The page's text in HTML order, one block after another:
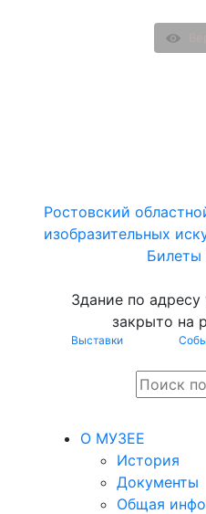
Ростовский
изобразительных
Билеты
Здание по адресу
закрыто на
Выставки
О МУЗЕЕ
История
Документы
Общая